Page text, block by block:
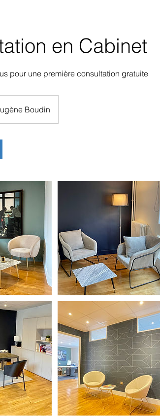
en Cabinet
pour une première consultation gratuite
Boudin